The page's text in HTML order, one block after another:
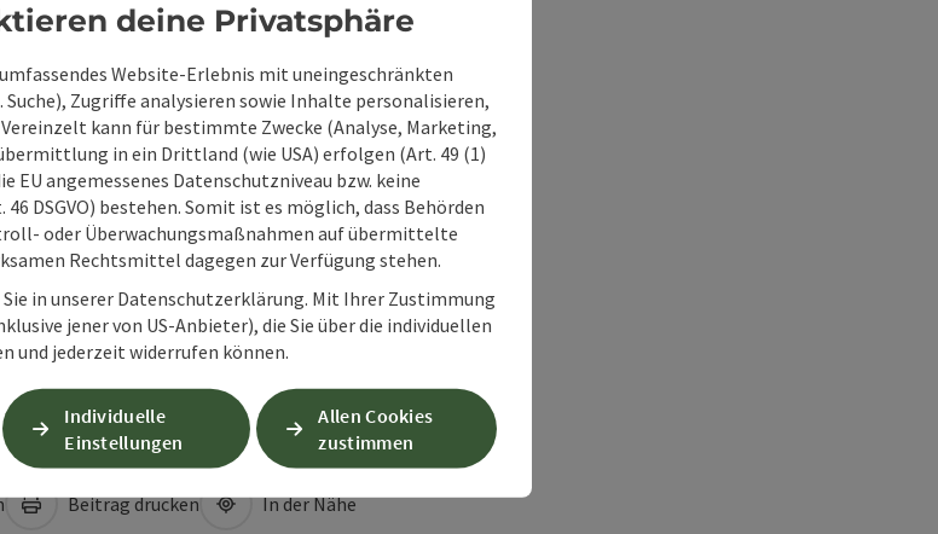
Beitrag drucken In der Nähe
deine Privatsphäre
Website-Erlebnis mit uneingeschränkten
Zugriffe analysieren sowie Inhalte personalisieren,
kann für bestimmte Zwecke (Analyse, Marketing,
in ein Drittland (wie USA) erfolgen (Art. 49 (1)
EU angemessenes Datenschutzniveau bzw. keine
DSGVO) bestehen. Somit ist es möglich, dass Behörden
oder Überwachungsmaßnahmen auf übermittelte
Rechtsmittel dagegen zur Verfügung stehen.
in unserer Datenschutzerklärung. Mit Ihrer Zustimmung
jener von US-Anbieter), die Sie über die individuellen
und jederzeit widerrufen können.
Individuelle
Einstellungen
Allen Cookies
zustimmen